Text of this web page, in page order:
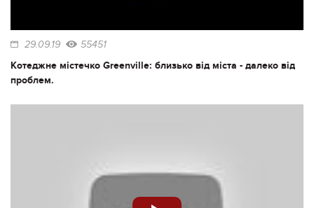
29.09.19 55451
Котеджне містечко Greenville: близько від міста - далеко від
проблем.